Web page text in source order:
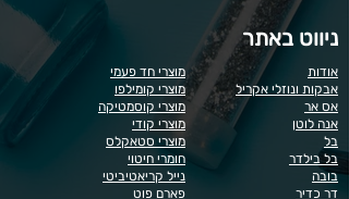
ניווט באתר
מוצרי חד פעמי
מוצרי קומילפו
מוצרי קוסמטיקה
מוצרי קודי
מוצרי סטאקלס
חומרי חיטוי
נייל קריאטיביטי
פארם פוט
אודות
אבקות ונוזלי אקריל
אס אר
אנה לוטן
בל
בל בילדר
בובה
דר כדיר